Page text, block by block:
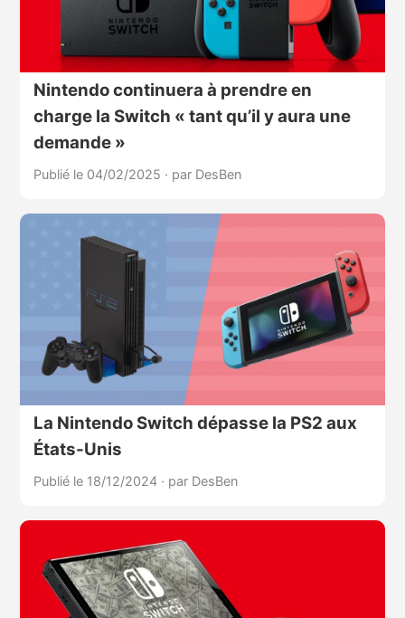
Nintendo continuera à prendre en
charge la Switch « tant qu’il y aura une
demande »
Publié le 04/02/2025 · par DesBen
La Nintendo Switch dépasse la PS2 aux
États-Unis
Publié le 18/12/2024 · par DesBen